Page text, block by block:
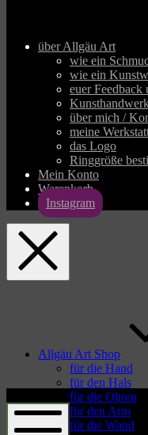
über Allgäu Art
wie ein
wie ein
euer Feedback
über mich /
meine
das Logo
Ringgröße
Mein Konto
Warenkorb
Instagram
Allgäu Art Shop
für die Hand
für den Hals
für die Ohren
für den Arm
für die Wand
art.com